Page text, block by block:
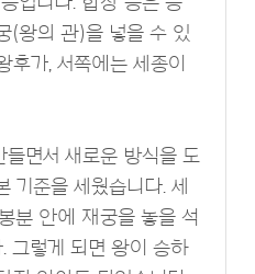
(왕의 관)을 넣을 수 있
후가, 서쪽에는 세종이
면서 새로운 방식을 도
기준을 세웠습니다. 세
분 안에 재궁을 놓을 석
그렇게 되면 왕이 승하